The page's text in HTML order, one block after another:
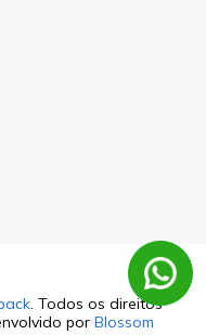
. Todos os direitos
por Blossom